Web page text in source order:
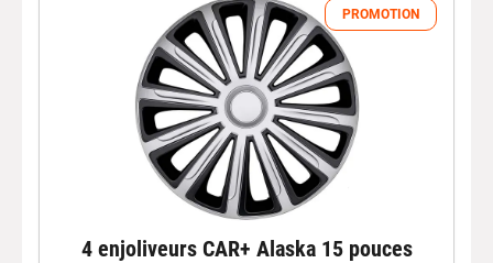
PROMOTION
4 enjoliveurs CAR+ Alaska 15 pouces